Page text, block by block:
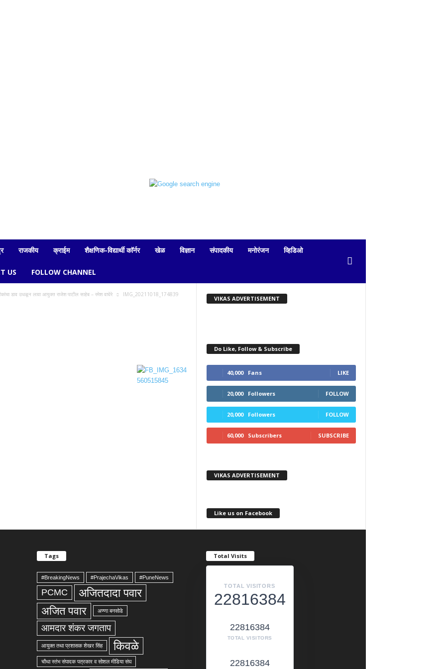
राजकीय क्राईम शैक्षणिक-विद्यार्थी काॅर्नर खेळ विज्ञान संपादकीय मनोरंजन व्हिडिओ
US FOLLOW CHANNEL
डाव उधळून लावा आयुक्त राजेश पाटील साहेब – रमेश वाघेरे IMG_20211018_174839
VIKAS ADVERTISEMENT
Do Like, Follow & Subscribe
40,000 Fans LIKE
20,000 Followers FOLLOW
20,000 Followers FOLLOW
60,000 Subscribers SUBSCRIBE
VIKAS ADVERTISEMENT
Like us on Facebook
Tags
#BreakingNews #PrajechaVikas #PuneNews
PCMC अजितदादा पवार
अजित पवार अण्णा बनसोडे
आमदार शंकर जगताप
आयुक्त तथा प्रशासक शेखर सिंह किवळे
चौथा स्तंभ संपादक पत्रकार व सोशल मीडिया संघ
Total Visits
TOTAL VISITORS
22816384
22816384
TOTAL VISITORS
22816384